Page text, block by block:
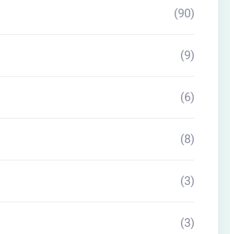
(90)
(9)
(6)
(8)
(3)
(3)